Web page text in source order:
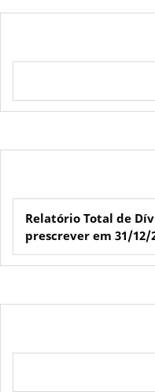
Relatório Total de
prescrever em 31/12/